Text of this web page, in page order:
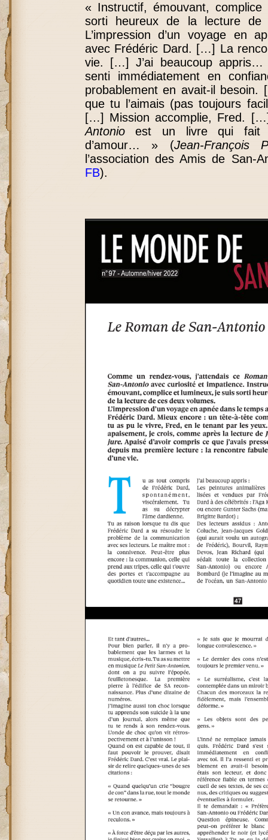
« Instructif, émouvant,
sorti heureux de la lecture de
L’impression d’un voyage en
avec Frédéric Dard. […] La
vie. […] J’ai beaucoup appris…
senti immédiatement en
probablement en avait-il
que tu l’aimais (pas toujours
[…] Mission accomplie, Fred.
Antonioest un livre qui fait
d’amour… » (Jean-François
l’association des Amis de San-
FB).